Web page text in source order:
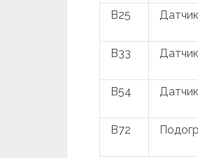
B25
B33
B54
B72